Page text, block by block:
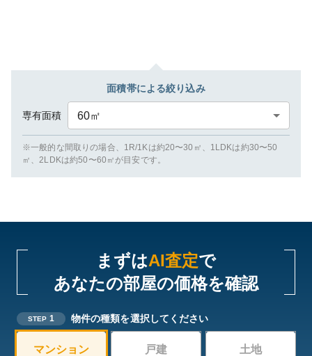
面積帯による絞り込み
専有面積 60㎡
※一般的な間取りの場合、1R/1Kは約20〜30㎡、1LDKは約30〜50
㎡、2LDKは約50〜60㎡が目安です。
まずはAI査定で
あなたの部屋の価格を確認
STEP 1 物件の種類を選択してください
マンション 戸建 土地